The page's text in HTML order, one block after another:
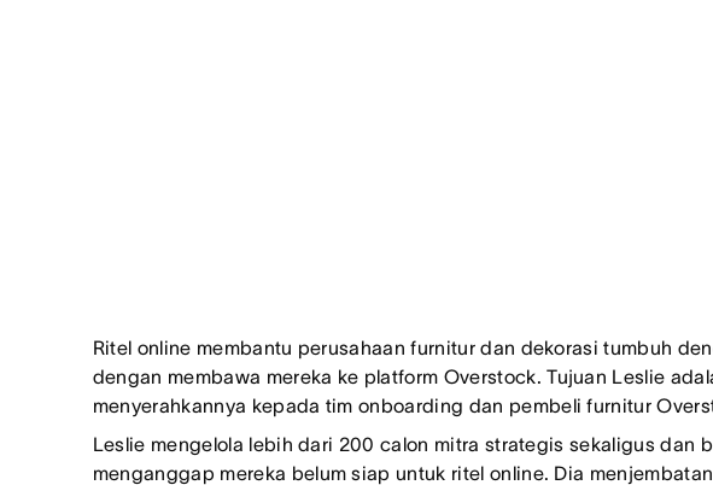
Ritel online membantu perusahaan furnitur dan dekorasi tumbuh
dengan membawa mereka ke platform Overstock. Tujuan Leslie
menyerahkannya kepada tim onboarding dan pembeli furnitur
Leslie mengelola lebih dari 200 calon mitra strategis sekaligus
menganggap mereka belum siap untuk ritel online. Dia